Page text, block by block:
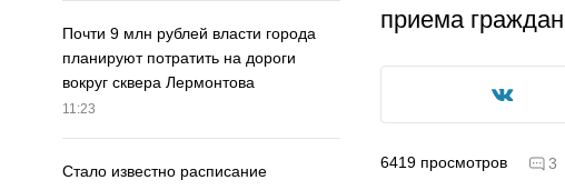
Почти 9 млн рублей власти города
планируют потратить на дороги
вокруг сквера Лермонтова
11:23
Стало известно расписание
приема
6419 просмотров 3